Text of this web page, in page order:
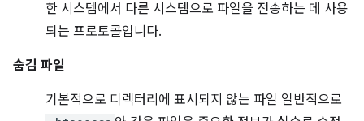
한 시스템에서 다른 시스템으로 파일을 전송하는 데 사용
되는 프로토콜입니다.
숨김 파일
기본적으로 디렉터리에 표시되지 않는 파일 일반적으로